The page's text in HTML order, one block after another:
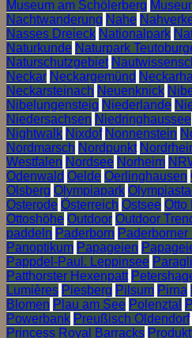
Museum am Schölerberg
Nachtwanderung Nahe
Nasses Dreieck Nationalpark
Naturkunde Naturpark
Naturschutzgebiet
Neckar Neckargemünd
Neckarsteinach Neuenknick
Nibelungensteig Niederlande
Niedersachsen Niedringhaussee
Nightwalk Nixdof Nonnenstein
Nordmarsch Nordpunkt
Westfalen Nordsee Norheim
Odenwald Oelde Oerlinghausen
Olsberg Olympiapark
Osterode Österreich Ostsee Otto
Ottoshöhe Outdoor Outdoor
paddeln Paderborn
Panoptikum Papageien
Pappdel-Paul. Leppinsee
Patthorster Hexenpatt
Lumières Piesberg Pilsum Pirna
Blomen Plau am See Polenztal
Powerbank Preußisch Oldendorf
Princess Royal Barracks